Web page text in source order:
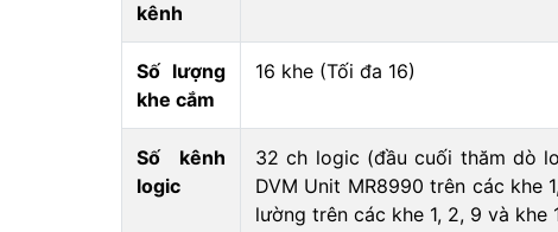
kênh
Số lượng
khe cắm
16 khe (Tối đa 16)
Số kênh
logic
32 ch logic (đầu cuối thăm dò
DVM Unit MR8990 trên các khe
lường trên các khe 1, 2, 9 và